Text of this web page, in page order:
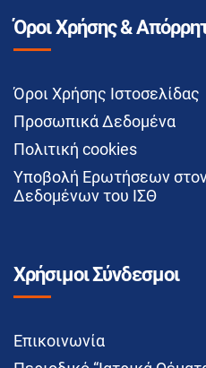
Όροι Χρήσης &
Όροι Χρήσης Ιστοσελίδας
Προσωπικά Δεδομένα
Πολιτική cookies
Υποβολή Ερωτήσεων
Δεδομένων του ΙΣΘ
Χρήσιμοι Σύνδεσμοι
Επικοινωνία